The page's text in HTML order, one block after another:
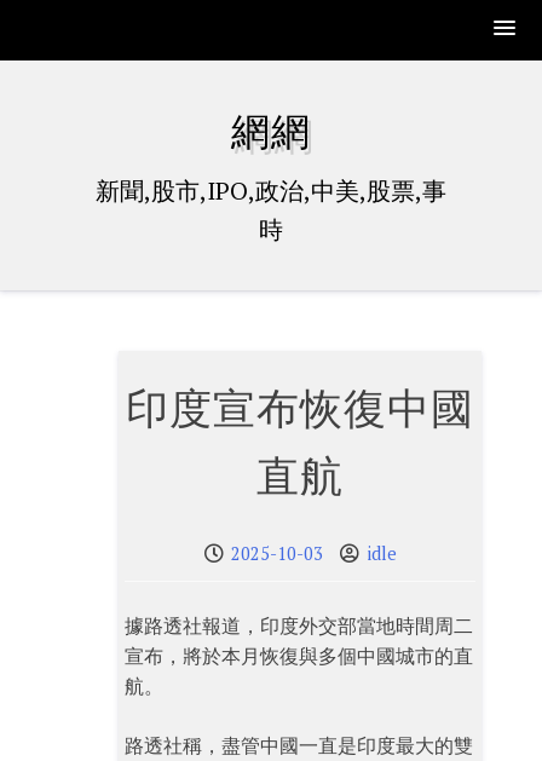
網網
新聞,股市,IPO,政治,中美,股票,事
時
印度宣布恢復中國
直航
2025-10-03 idle
據路透社報道，印度外交部當地時間周二
宣布，將於本月恢復與多個中國城市的直
航。
路透社稱，盡管中國一直是印度最大的雙